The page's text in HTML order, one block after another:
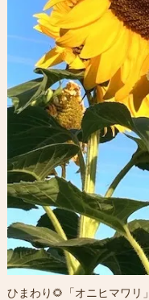
ひまわり🌻「オニヒマワリ」